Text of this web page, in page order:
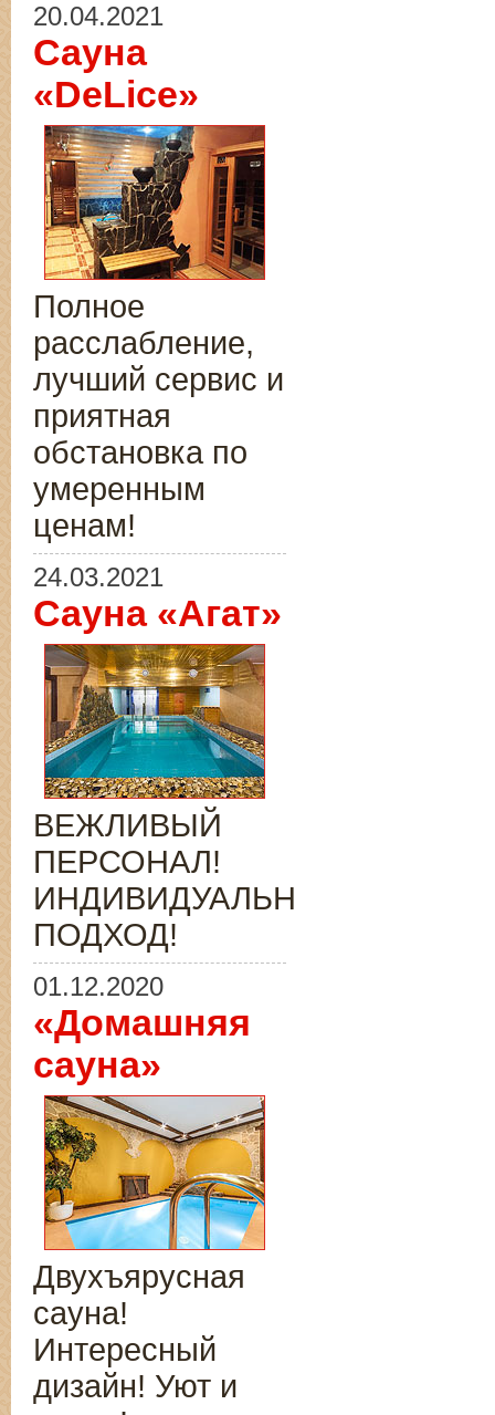
20.04.2021
Сауна
«DeLice»
Полное
расслабление,
лучший сервис и
приятная
обстановка по
умеренным
ценам!
24.03.2021
Сауна «Агат»
ВЕЖЛИВЫЙ
ПЕРСОНАЛ!
ИНДИВИДУАЛЬНЫЙ
ПОДХОД!
01.12.2020
«Домашняя
сауна»
Двухъярусная
сауна!
Интересный
дизайн! Уют и